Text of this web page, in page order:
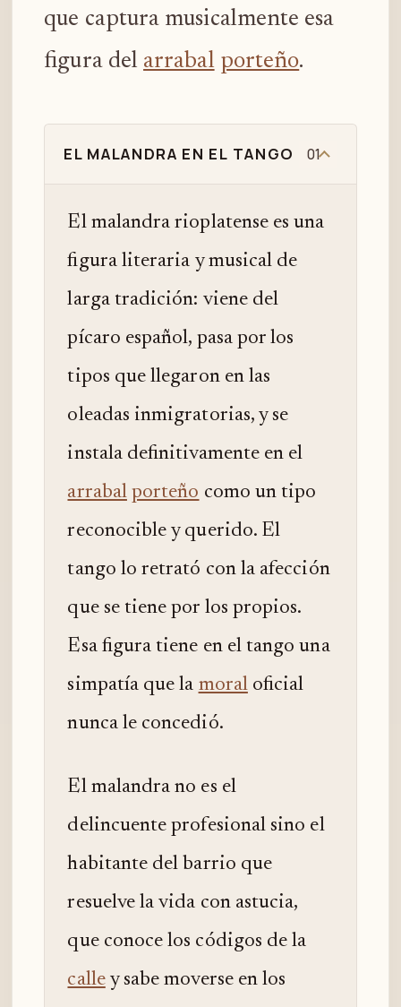
que captura musicalmente esa
figura del arrabal porteño.
EL MALANDRA EN EL TANGO 01
El malandra rioplatense es una
figura literaria y musical de
larga tradición: viene del
pícaro español, pasa por los
tipos que llegaron en las
oleadas inmigratorias, y se
instala definitivamente en el
arrabal porteño como un tipo
reconocible y querido. El
tango lo retrató con la afección
que se tiene por los propios.
Esa figura tiene en el tango una
simpatía que la moraloficial
nunca le concedió.
El malandra no es el
delincuente profesional sino el
habitante del barrio que
resuelve la vida con astucia,
que conoce los códigos de la
calley sabe moverse en los